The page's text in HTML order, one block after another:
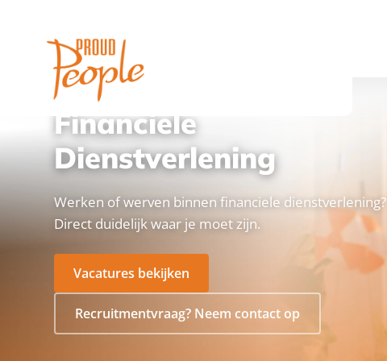
BRANCHE
Financiele
Dienstverlening
Werken of werven binnen financiele dienstverlening?
Direct duidelijk waar je moet zijn.
Vacatures bekijken
Recruitmentvraag? Neem contact op